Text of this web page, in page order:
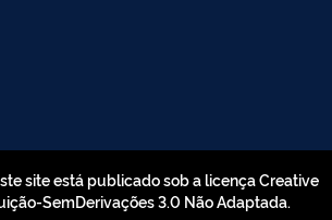
site está publicado sob a licença Creative
SemDerivações 3.0 Não Adaptada.